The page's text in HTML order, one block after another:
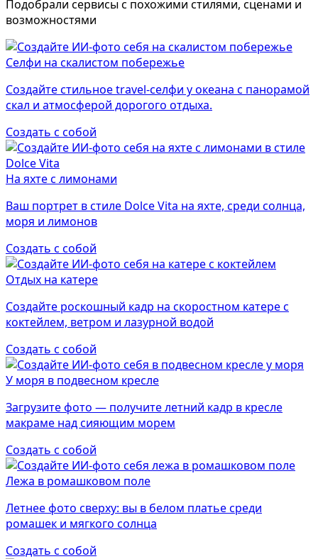
Подобрали сервисы с похожими стилями, сценами и
возможностями
Селфи на скалистом побережье
Создайте стильное travel-селфи у океана с панорамой
скал и атмосферой дорогого отдыха.
Создать с собой
На яхте с лимонами
Ваш портрет в стиле Dolce Vita на яхте, среди солнца,
моря и лимонов
Создать с собой
Отдых на катере
Создайте роскошный кадр на скоростном катере с
коктейлем, ветром и лазурной водой
Создать с собой
У моря в подвесном кресле
Загрузите фото — получите летний кадр в кресле
макраме над сияющим морем
Создать с собой
Лежа в ромашковом поле
Летнее фото сверху: вы в белом платье среди
ромашек и мягкого солнца
Создать с собой